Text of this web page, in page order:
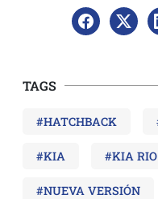
TAGS
#HATCHBACK
#KIA #KIA RIO
#NUEVA VERSIÓN